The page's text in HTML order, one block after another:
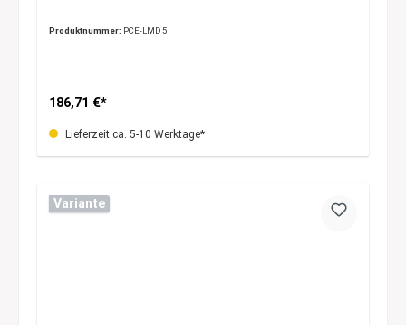
Produktnummer: PCE-LMD 5
186,71 €*
Lieferzeit ca. 5-10 Werktage*
Variante